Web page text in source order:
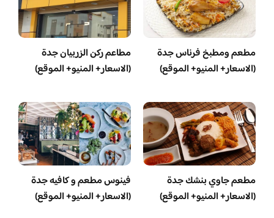
مطعم ومطبخ فرناس جدة
(الاسعار+ المنيو+ الموقع)
مطاعم ركن الزربيان جدة
(الاسعار+ المنيو+ الموقع)
مطعم جاوي بنشك جدة
(الاسعار+ المنيو+ الموقع)
فينوس مطعم و كافيه جدة
(الاسعار+ المنيو+ الموقع)